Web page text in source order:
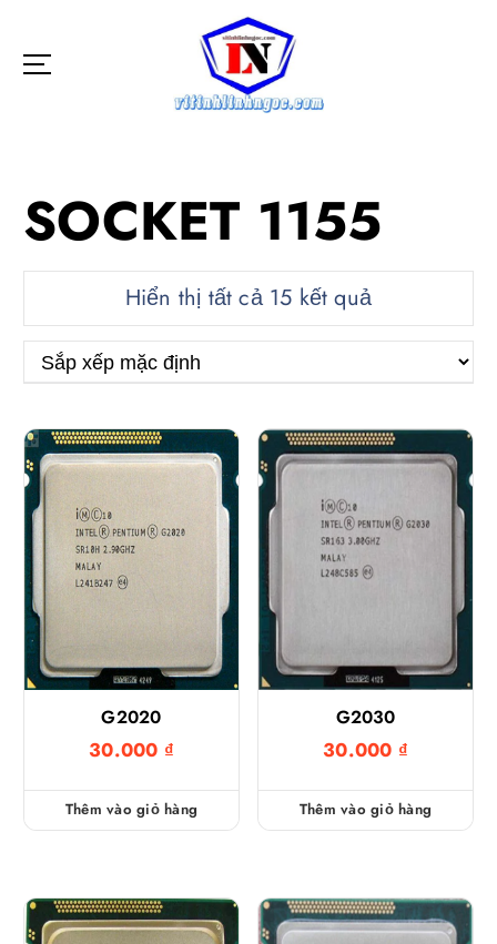
SOCKET 1155
Hiển thị tất cả 15 kết quả
G2020
30.000 ₫
Thêm vào giỏ hàng
G2030
30.000 ₫
Thêm vào giỏ hàng